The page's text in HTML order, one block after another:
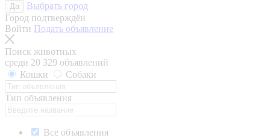
Да
Выбрать город
Город подтверждён
Войти Подать объявление
Поиск животных
среди 20 329 объявлений
Кошки
Собаки
Тип объявления
Все объявления